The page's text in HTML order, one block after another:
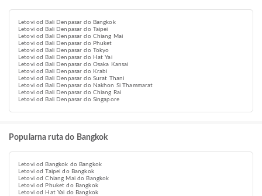
Letovi od Bali Denpasar do Bangkok
Letovi od Bali Denpasar do Taipei
Letovi od Bali Denpasar do Chiang Mai
Letovi od Bali Denpasar do Phuket
Letovi od Bali Denpasar do Tokyo
Letovi od Bali Denpasar do Hat Yai
Letovi od Bali Denpasar do Osaka Kansai
Letovi od Bali Denpasar do Krabi
Letovi od Bali Denpasar do Surat Thani
Letovi od Bali Denpasar do Nakhon Si Thammarat
Letovi od Bali Denpasar do Chiang Rai
Letovi od Bali Denpasar do Singapore
Popularna ruta do Bangkok
Letovi od Bangkok do Bangkok
Letovi od Taipei do Bangkok
Letovi od Chiang Mai do Bangkok
Letovi od Phuket do Bangkok
Letovi od Hat Yai do Bangkok